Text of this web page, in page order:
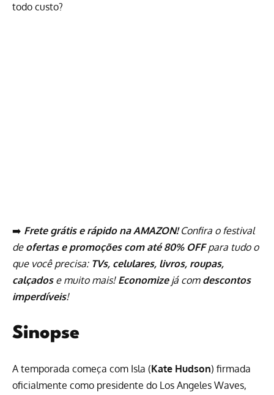
todo custo?
➡️ Frete grátis e rápido na AMAZON!Confira o festival
de ofertas e promoções com até 80% OFFpara tudo o
que você precisa: TVs, celulares, livros, roupas,
calçadose muito mais! Economizejá com descontos
imperdíveis!
Sinopse
A temporada começa com Isla (Kate Hudson) firmada
oficialmente como presidente do Los Angeles Waves,